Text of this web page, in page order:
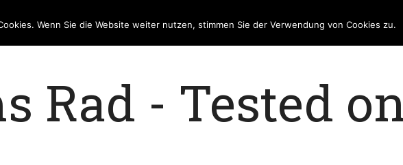
Rad - Tested
Wenn Sie die Website weiter nutzen, stimmen Sie der Verwendung von Cookies zu.